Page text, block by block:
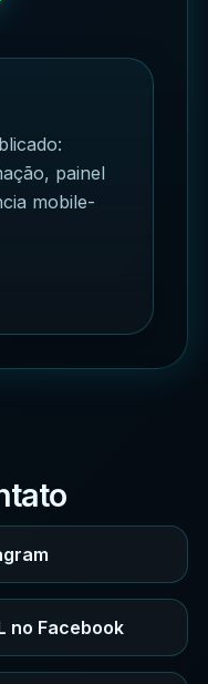
painel
mobile-
no Facebook